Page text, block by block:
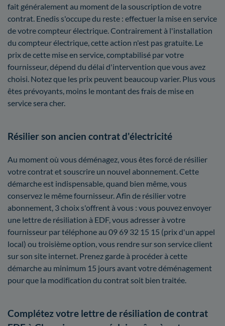
fait généralement au moment de la souscription de votre
contrat. Enedis s'occupe du reste : effectuer la mise en service
de votre compteur électrique. Contrairement à l'installation
du compteur électrique, cette action n'est pas gratuite. Le
prix de cette mise en service, comptabilisé par votre
fournisseur, dépend du délai d'intervention que vous avez
choisi. Notez que les prix peuvent beaucoup varier. Plus vous
êtes prévoyants, moins le montant des frais de mise en
service sera cher.
Résilier son ancien contrat d'électricité
Au moment où vous déménagez, vous êtes forcé de résilier
votre contrat et souscrire un nouvel abonnement. Cette
démarche est indispensable, quand bien même, vous
conservez le même fournisseur. Afin de résilier votre
abonnement, 3 choix s'offrent à vous : vous pouvez envoyer
une lettre de résiliation à EDF, vous adresser à votre
fournisseur par téléphone au 09 69 32 15 15 (prix d'un appel
local) ou troisième option, vous rendre sur son service client
sur son site internet. Prenez garde à procéder à cette
démarche au minimum 15 jours avant votre déménagement
pour que la modification du contrat soit bien traitée.
Complétez votre lettre de résiliation de contrat